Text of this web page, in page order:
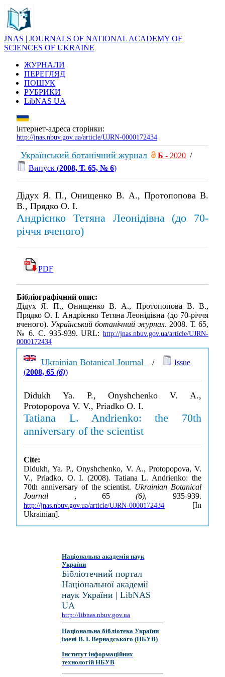
JNAS | JOURNALS OF NATIONAL ACADEMY OF
SCIENCES OF UKRAINE
ЖУРНАЛИ
ПЕРЕГЛЯД
ПОШУК
РУБРИКИ
LibNAS UA
інтернет-адреса сторінки:
http://jnas.nbuv.gov.ua/article/UJRN-0000172434
Український ботанічний журнал Б - 2020 /
Випуск (2008, Т. 65, № 6)
Дідух Я. П., Онищенко В. А., Протопопова В.
В., Прядко О. І.
Андрієнко Тетяна Леонідівна (до 70-
річчя вченого)
PDF
Бібліографічний опис:
Дідух Я. П., Онищенко В. А., Протопопова В. В.,
Прядко О. І. Андрієнко Тетяна Леонідівна (до 70-річчя
вченого). Український ботанічний журнал. 2008. Т. 65,
№ 6. С. 935-939. URL: http://jnas.nbuv.gov.ua/article/UJRN-
0000172434
Ukrainian Botanical Journal /
Issue
(2008, 65(6))
Didukh Ya. P., Onyshchenko V. A.,
Protopopova V. V., Priadko O. I.
Tatiana L. Andrienko: the 70th
anniversary of the scientist
Cite:
Didukh, Ya. P., Onyshchenko, V. A., Protopopova, V.
V., Priadko, O. I. (2008). Tatiana L. Andrienko: the
70th anniversary of the scientist. Ukrainian Botanical
Journal , 65(6), 935-939.
http://jnas.nbuv.gov.ua/article/UJRN-0000172434 [In
Ukrainian].
Національна академія наук
України
Бібліотечний портал
Національної академії
наук України | LibNAS
UA
http://libnas.nbuv.gov.ua
Національна бібліотека України
імені В. І. Вернадського (НБУВ)
Інститут інформаційних
технологій НБУВ